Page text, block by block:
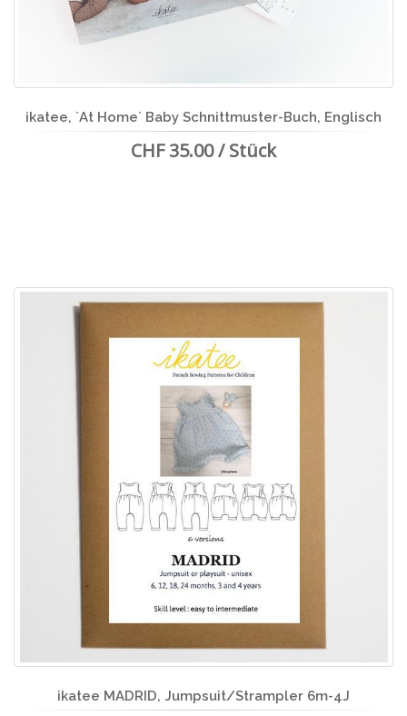
ikatee, `At Home` Baby Schnittmuster-Buch, Englisch
CHF 35.00 / Stück
ikatee MADRID, Jumpsuit/Strampler 6m-4J